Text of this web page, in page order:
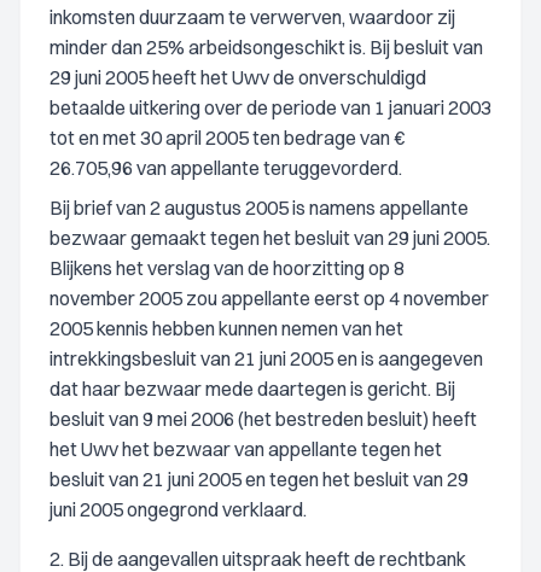
inkomsten duurzaam te verwerven, waardoor zij
minder dan 25% arbeidsongeschikt is. Bij besluit van
29 juni 2005 heeft het Uwv de onverschuldigd
betaalde uitkering over de periode van 1 januari 2003
tot en met 30 april 2005 ten bedrage van €
26.705,96 van appellante teruggevorderd.
Bij brief van 2 augustus 2005 is namens appellante
bezwaar gemaakt tegen het besluit van 29 juni 2005.
Blijkens het verslag van de hoorzitting op 8
november 2005 zou appellante eerst op 4 november
2005 kennis hebben kunnen nemen van het
intrekkingsbesluit van 21 juni 2005 en is aangegeven
dat haar bezwaar mede daartegen is gericht. Bij
besluit van 9 mei 2006 (het bestreden besluit) heeft
het Uwv het bezwaar van appellante tegen het
besluit van 21 juni 2005 en tegen het besluit van 29
juni 2005 ongegrond verklaard.
2. Bij de aangevallen uitspraak heeft de rechtbank